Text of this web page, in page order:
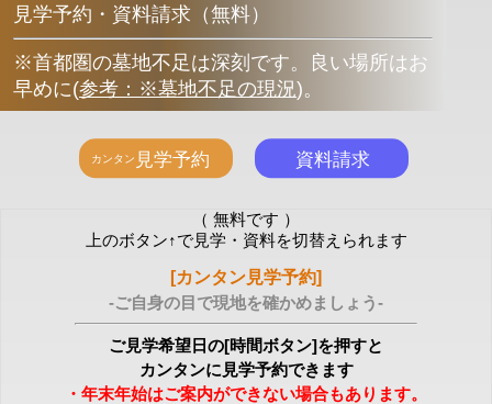
見学予約・資料請求（無料）
※首都圏の墓地不足は深刻です。良い場所はお
早めに(参考：※墓地不足の現況)。
（ 無料です ）
上のボタン↑で見学・資料を切替えられます
[カンタン見学予約]
-ご自身の目で現地を確かめましょう-
ご見学希望日の[時間ボタン]を押すと
カンタンに見学予約できます
・年末年始はご案内ができない場合もあります。